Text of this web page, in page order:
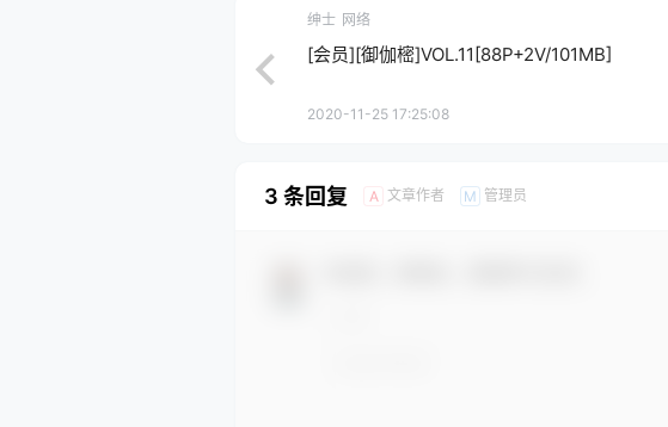
绅士 网络
[会员][御伽樒]VOL.11[88P+2V/101MB]
2020-11-25 17:25:08
3 条回复 A 文章作者 M 管理员